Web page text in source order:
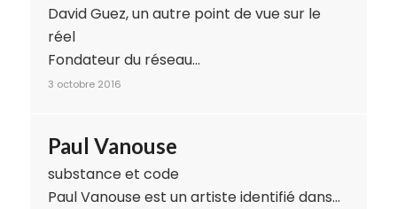
David Guez, un autre point de vue sur le
réel
Fondateur du réseau…
3 octobre 2016
Paul Vanouse
substance et code
Paul Vanouse est un artiste identifié dans…